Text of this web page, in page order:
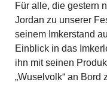
Für alle, die gestern
Jordan zu unserer
seinem Imkerstand
Einblick in das
ihn mit seinen
„Wuselvolk“ an Bord